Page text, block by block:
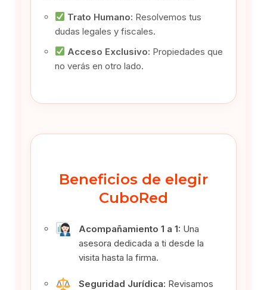
Trato Humano: Resolvemos tus
dudas legales y fiscales.
Acceso Exclusivo: Propiedades que
no verás en otro lado.
Beneficios de elegir
CuboRed
Acompañamiento 1 a 1: Una
asesora dedicada a ti desde la
visita hasta la firma.
Seguridad Jurídica: Revisamos